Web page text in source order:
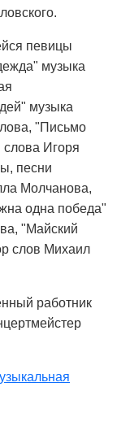
певицы
музыка
музыка
"Письмо
Игоря
песни
Молчанова,
одна победа"
"Майский
слов Михаил
работник